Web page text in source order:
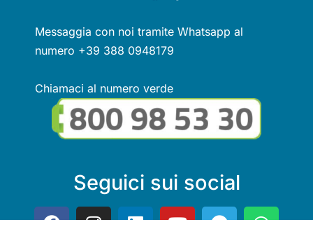
Messaggia con noi tramite Whatsapp al
numero +39 388 0948179
Chiamaci al numero verde
Seguici sui social